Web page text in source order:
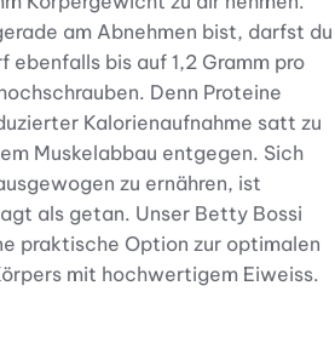
am Abnehmen bist, darfst du
ebenfalls bis auf 1,2 Gramm pro
Denn Proteine
Kalorienaufnahme satt zu
Muskelabbau entgegen. Sich
zu ernähren, ist
als getan. Unser Betty Bossi
praktische Option zur optimalen
mit hochwertigem Eiweiss.